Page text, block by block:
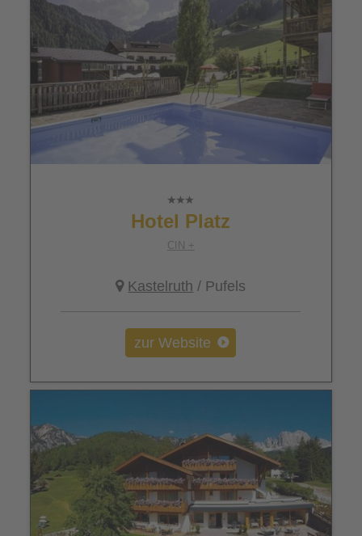
Hotel Platz
CIN +
Kastelruth / Pufels
zur Website